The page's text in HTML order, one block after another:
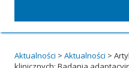
Aktualności > Aktualności >